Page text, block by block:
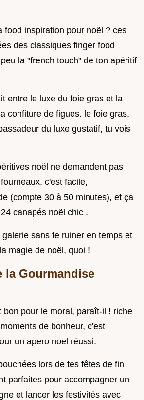
food inspiration pour noël ? ces
des classiques finger food
la "french touch" de ton apéritif
entre le luxe du foie gras et la
confiture de figues. le foie gras,
du luxe gustatif, tu vois
noël ne demandent pas
c'est facile,
(compte 30 à 50 minutes), et ça
canapés noël chic .
sans te ruiner en temps et
magie de noël, quoi !
la Gourmandise
bon pour le moral, paraît-il ! riche
de bonheur, c'est
un apero noel réussi.
lors de tes fêtes de fin
parfaites pour accompagner un
et lancer les festivités avec